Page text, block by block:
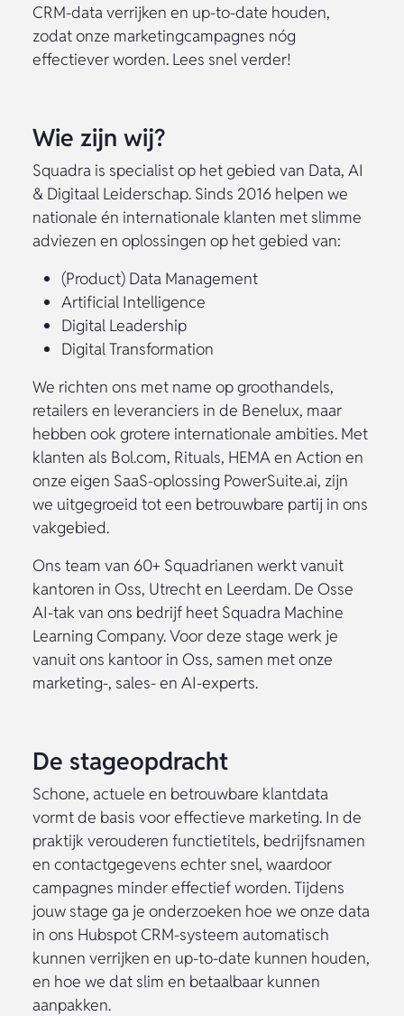
CRM-data verrijken en up-to-date houden,
zodat onze marketingcampagnes nóg
effectiever worden. Lees snel verder!
Wie zijn wij?
Squadra is specialist op het gebied van Data, AI
& Digitaal Leiderschap. Sinds 2016 helpen we
nationale én internationale klanten met slimme
adviezen en oplossingen op het gebied van:
(Product) Data Management
Artificial Intelligence
Digital Leadership
Digital Transformation
We richten ons met name op groothandels,
retailers en leveranciers in de Benelux, maar
hebben ook grotere internationale ambities. Met
klanten als Bol.com, Rituals, HEMA en Action en
onze eigen SaaS-oplossing PowerSuite.ai, zijn
we uitgegroeid tot een betrouwbare partij in ons
vakgebied.
Ons team van 60+ Squadrianen werkt vanuit
kantoren in Oss, Utrecht en Leerdam. De Osse
AI-tak van ons bedrijf heet Squadra Machine
Learning Company. Voor deze stage werk je
vanuit ons kantoor in Oss, samen met onze
marketing-, sales- en AI-experts.
De stageopdracht
Schone, actuele en betrouwbare klantdata
vormt de basis voor effectieve marketing. In de
praktijk verouderen functietitels, bedrijfsnamen
en contactgegevens echter snel, waardoor
campagnes minder effectief worden. Tijdens
jouw stage ga je onderzoeken hoe we onze data
in ons Hubspot CRM-systeem automatisch
kunnen verrijken en up-to-date kunnen houden,
en hoe we dat slim en betaalbaar kunnen
aanpakken.